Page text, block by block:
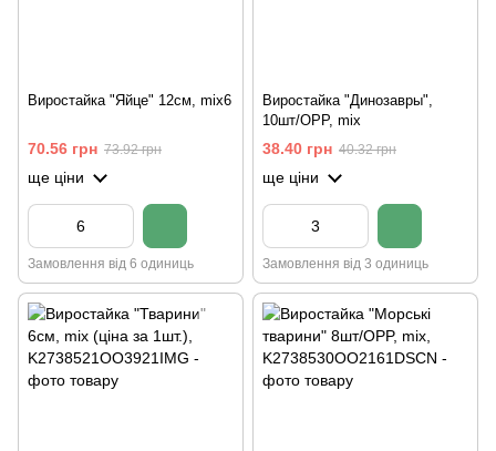
Виростайка "Яйце" 12см, mix6
70.56 грн 73.92 грн
ще ціни
Замовлення від 6 одиниць
Виростайка "Динозавры",
10шт/OPP, mix
38.40 грн 40.32 грн
ще ціни
Замовлення від 3 одиниць